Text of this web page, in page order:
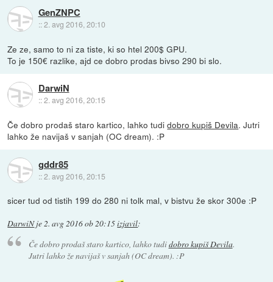
GenZNPC
::2. avg 2016, 20:10
Ze ze, samo to ni za tiste, ki so htel 200$ GPU.
To je 150€ razlike, ajd ce dobro prodas bivso 290 bi slo.
DarwiN
::2. avg 2016, 20:15
Če dobro prodaš staro kartico, lahko tudidobro kupiš Devila. Jutri
lahko že navijaš v sanjah (OC dream). :P
gddr85
::2. avg 2016, 20:15
sicer tud od tistih 199 do 280 ni tolk mal, v bistvu že skor 300e :P
DarwiNje2. avg 2016 ob 20:15izjavil:
Če dobro prodaš staro kartico, lahko tudidobro kupiš Devila.
Jutri lahko že navijaš v sanjah (OC dream). :P